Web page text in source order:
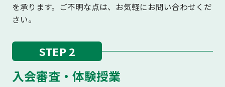
を承ります。ご不明な点は、お気軽にお問い合わせくだ
さい。
STEP 2
入会審査・体験授業